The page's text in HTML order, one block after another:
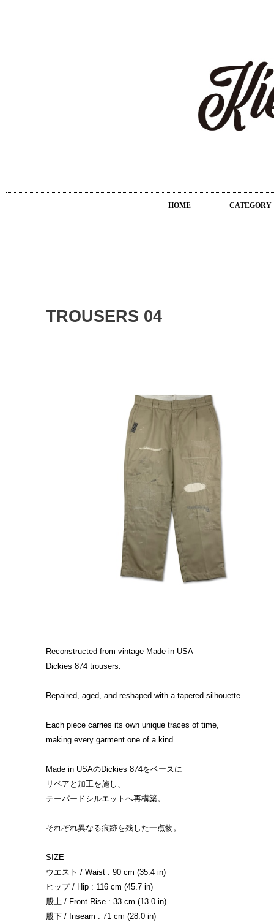
HOME CATEGORY
TROUSERS 04
Reconstructed from vintage Made in USA
Dickies 874 trousers.
Repaired, aged, and reshaped with a tapered silhouette.
Each piece carries its own unique traces of time,
making every garment one of a kind.
Made in USAのDickies 874をベースに
リペアと加工を施し、
テーパードシルエットへ再構築。
それぞれ異なる痕跡を残した一点物。
SIZE
ウエスト / Waist : 90 cm (35.4 in)
ヒップ / Hip : 116 cm (45.7 in)
股上 / Front Rise : 33 cm (13.0 in)
股下 / Inseam : 71 cm (28.0 in)